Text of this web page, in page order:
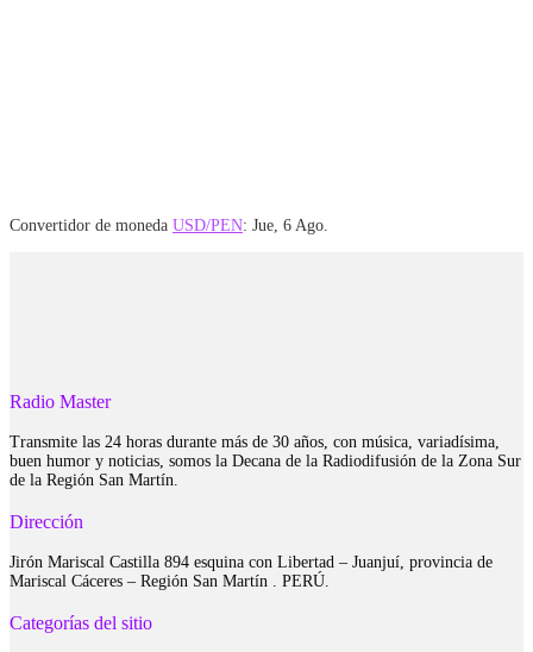
Convertidor de moneda USD/PEN: Jue, 6 Ago.
Radio Master
Transmite las 24 horas durante más de 30 años, con música, variadísima,
buen humor y noticias, somos la Decana de la Radiodifusión de la Zona Sur
de la Región San Martín.
Dirección
Jirón Mariscal Castilla 894 esquina con Libertad – Juanjuí, provincia de
Mariscal Cáceres – Región San Martín . PERÚ.
Categorías del sitio